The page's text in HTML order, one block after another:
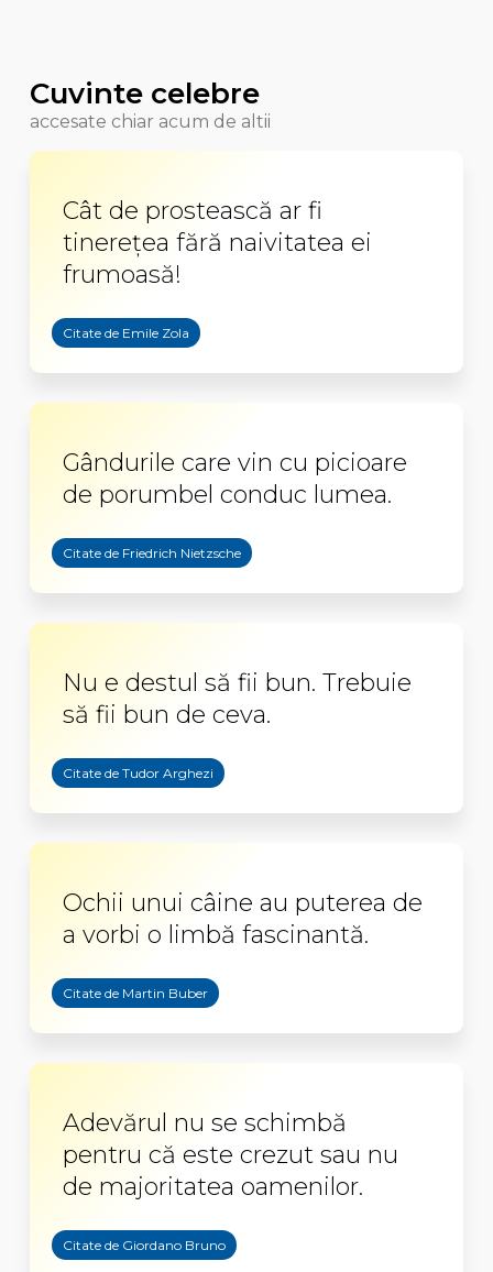
Cuvinte celebre
accesate chiar acum de altii
Cât de prostească ar fi
tinereţea fără naivitatea ei
frumoasă!
Citate de Emile Zola
Gândurile care vin cu picioare
de porumbel conduc lumea.
Citate de Friedrich Nietzsche
Nu e destul să fii bun. Trebuie
să fii bun de ceva.
Citate de Tudor Arghezi
Ochii unui câine au puterea de
a vorbi o limbă fascinantă.
Citate de Martin Buber
Adevărul nu se schimbă
pentru că este crezut sau nu
de majoritatea oamenilor.
Citate de Giordano Bruno